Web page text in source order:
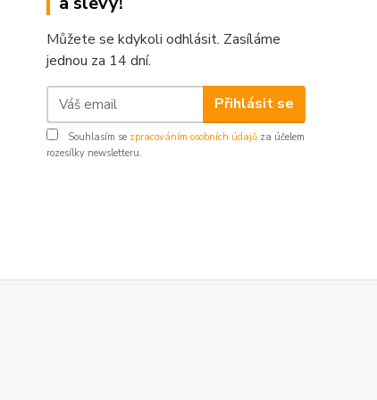
Můžete se kdykoli odhlásit. Zasíláme
jednou za 14 dní.
Přihlásit se
Souhlasím se zpracováním osobních údajů za účelem
rozesílky newsletteru.